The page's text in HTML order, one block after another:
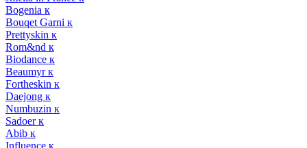
Bogenia к
Bouqet Garni к
Prettyskin к
Rom&nd к
Biodance к
Beaumyr к
Fortheskin к
Daejong к
Numbuzin к
Sadoer к
Abib к
Influence к